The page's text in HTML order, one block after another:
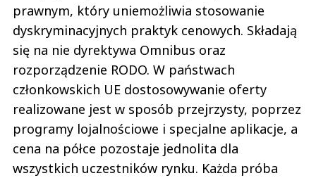
prawnym, który uniemożliwia stosowanie
dyskryminacyjnych praktyk cenowych. Składają
się na nie dyrektywa Omnibus oraz
rozporządzenie RODO. W państwach
członkowskich UE dostosowywanie oferty
realizowane jest w sposób przejrzysty, poprzez
programy lojalnościowe i specjalne aplikacje, a
cena na półce pozostaje jednolita dla
wszystkich uczestników rynku. Każda próba